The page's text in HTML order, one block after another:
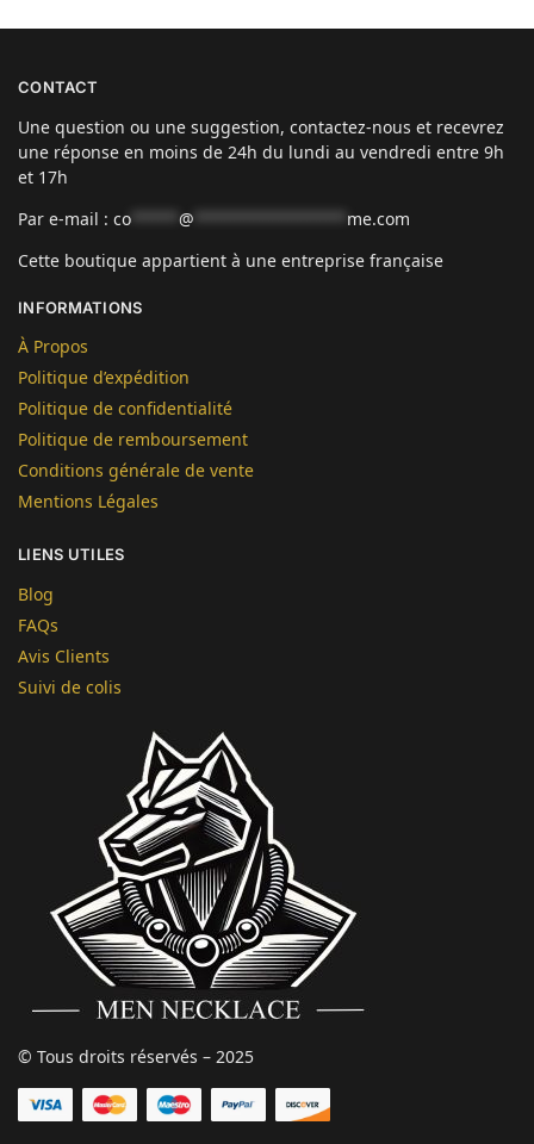
CONTACT
Une question ou une suggestion, contactez-nous et recevrez
une réponse en moins de 24h du lundi au vendredi entre 9h
et 17h
Par e-mail : co @
me.com
Cette boutique appartient à une entreprise française
INFORMATIONS
À Propos
Politique d’expédition
Politique de confidentialité
Politique de remboursement
Conditions générale de vente
Mentions Légales
LIENS UTILES
Blog
FAQs
Avis Clients
Suivi de colis
© Tous droits réservés – 2025